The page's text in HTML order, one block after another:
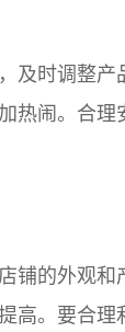
及时调整产
热闹。合理
铺的外观和
高。要合理